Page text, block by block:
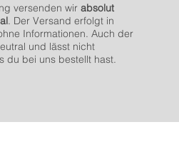
versenden wir absolut
. Der Versand erfolgt in
Informationen. Auch der
und lässt nicht
du bei uns bestellt hast.